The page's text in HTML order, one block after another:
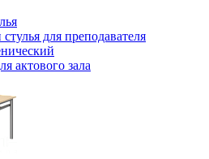
для преподавателя
актового зала